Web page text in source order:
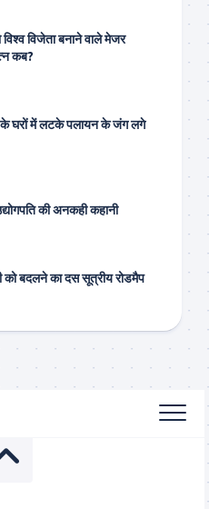
विश्व विजेता बनाने वाले मेजर
कब?
घरों में लटके पलायन के जंग लगे
की अनकही कहानी
बदलने का दस सूत्रीय रोडमैप